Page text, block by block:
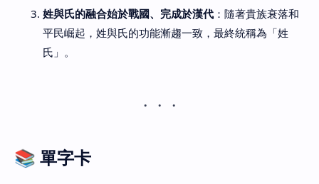
姓與氏的融合始於戰國、完成於漢代 ：隨著貴族衰落和
平民崛起，姓與氏的功能漸趨一致，最終統稱為「姓
氏」。
📚 單字卡